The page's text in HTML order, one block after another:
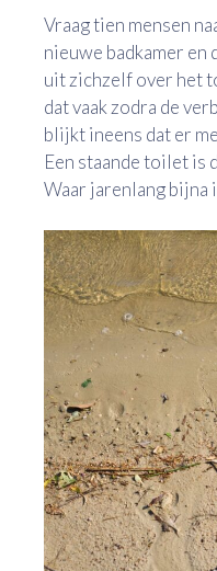
Vraag tien mensen
nieuwe badkamer en
uit zichzelf over het
dat vaak zodra de
blijkt ineens dat er
Een staande toilet is
Waar jarenlang bijna